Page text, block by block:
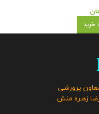
خرید
پرورشی
زهـره منش